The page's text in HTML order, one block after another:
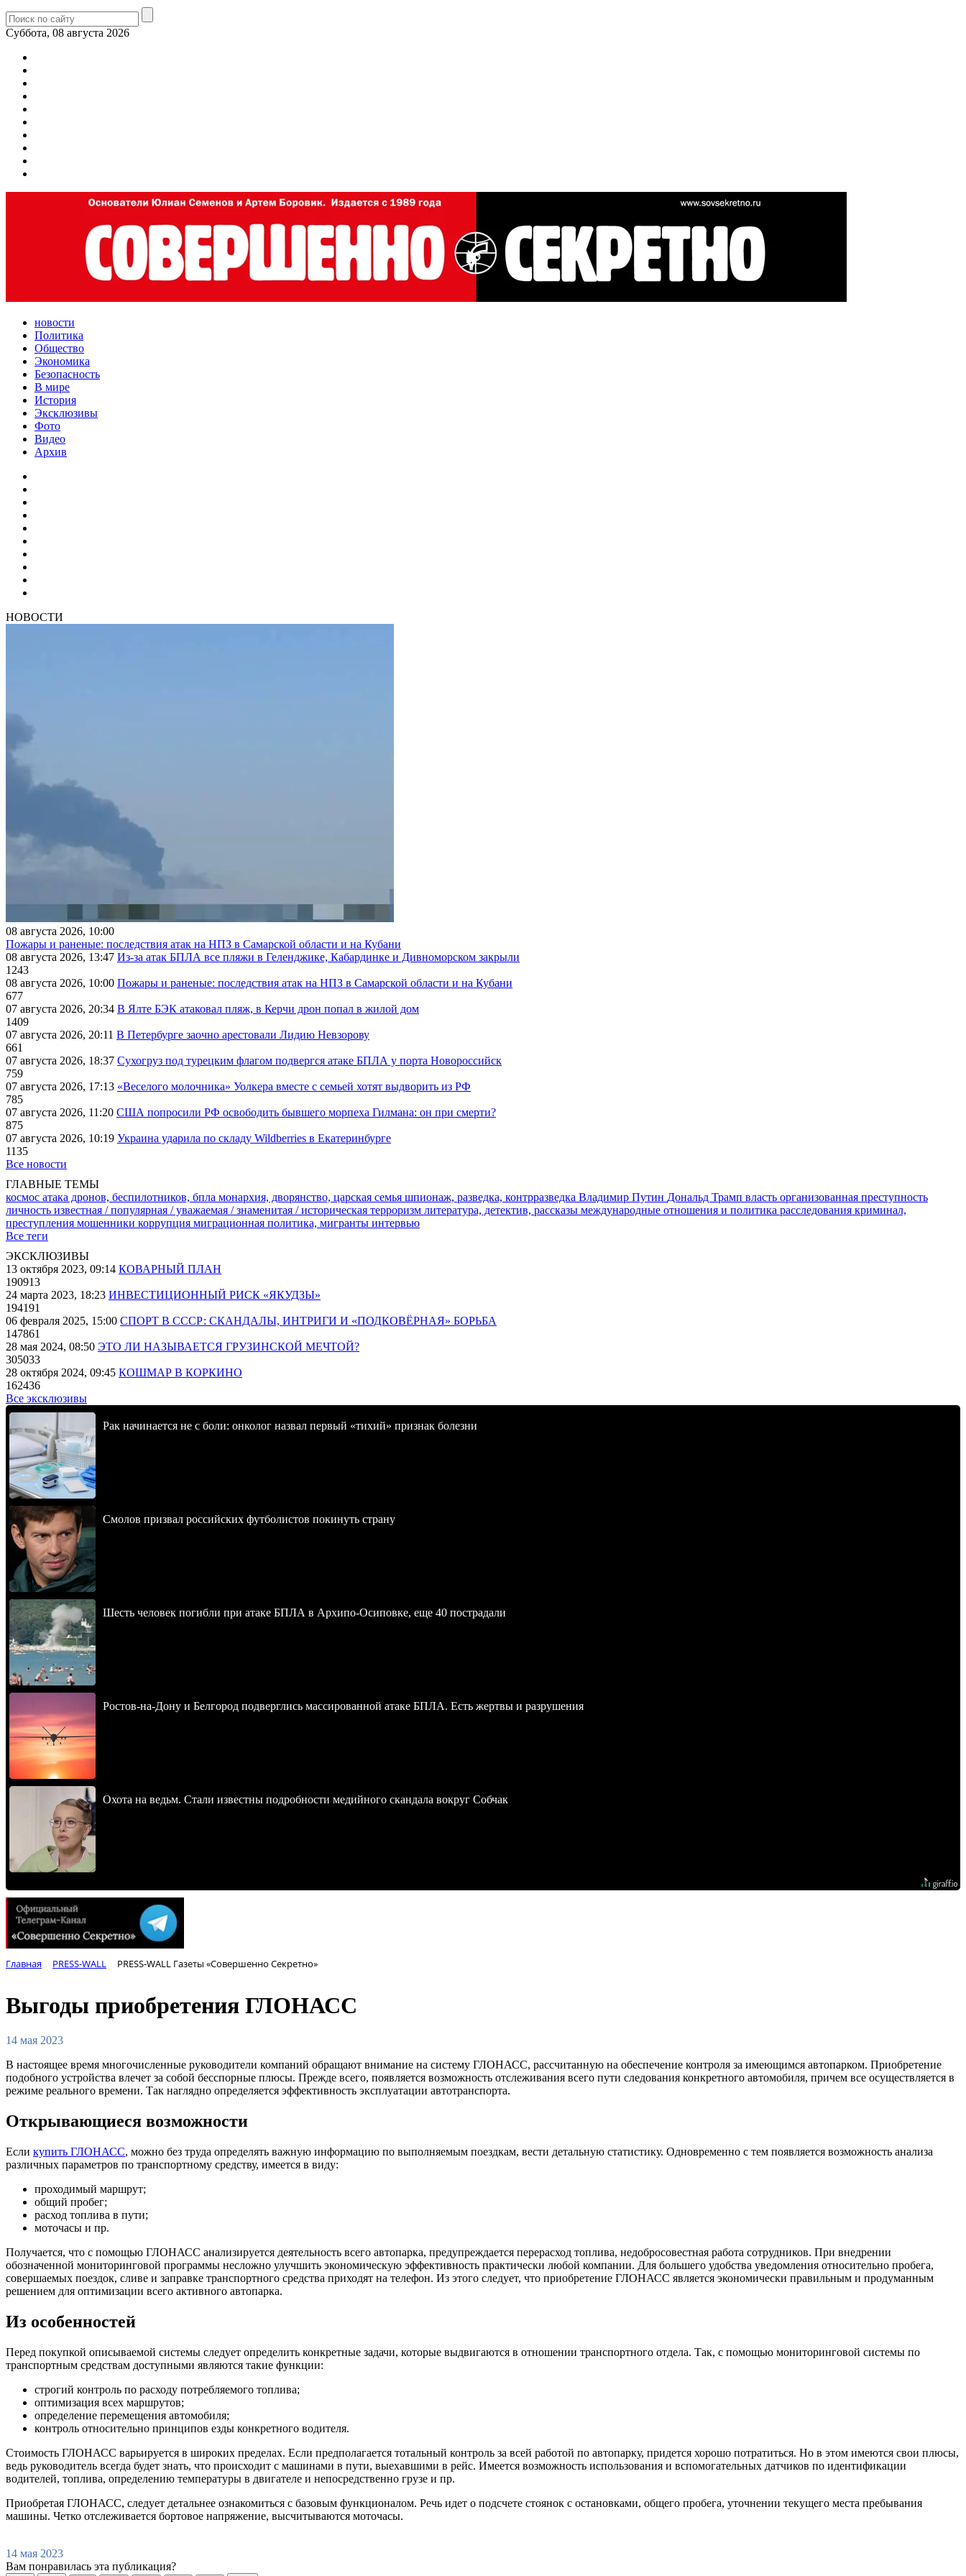
Суббота, 08 августа 2026
новости
Политика
Общество
Экономика
Безопасность
В мире
История
Эксклюзивы
Фото
Видео
Архив
НОВОСТИ
08 августа 2026, 10:00
Пожары и раненые: последствия атак на НПЗ в Самарской области и на Кубани
08 августа 2026, 13:47 Из-за атак БПЛА все пляжи в Геленджике, Кабардинке и Дивноморском закрыли
1243
08 августа 2026, 10:00 Пожары и раненые: последствия атак на НПЗ в Самарской области и на Кубани
677
07 августа 2026, 20:34 В Ялте БЭК атаковал пляж, в Керчи дрон попал в жилой дом
1409
07 августа 2026, 20:11 В Петербурге заочно арестовали Лидию Невзорову
661
07 августа 2026, 18:37 Сухогруз под турецким флагом подвергся атаке БПЛА у порта Новороссийск
759
07 августа 2026, 17:13 «Веселого молочника» Уолкера вместе с семьей хотят выдворить из РФ
785
07 августа 2026, 11:20 США попросили РФ освободить бывшего морпеха Гилмана: он при смерти?
875
07 августа 2026, 10:19 Украина ударила по складу Wildberries в Екатеринбурге
1135
Все новости
ГЛАВНЫЕ ТЕМЫ
космос атака дронов, беспилотников, бпла монархия, дворянство, царская семья шпионаж, разведка, контрразведка Владимир Путин Дональд Трамп власть организованная преступность
личность известная / популярная / уважаемая / знаменитая / историческая терроризм литература, детектив, рассказы международные отношения и политика расследования криминал,
преступления мошенники коррупция миграционная политика, мигранты интервью
Все теги
ЭКСКЛЮЗИВЫ
13 октября 2023, 09:14 КОВАРНЫЙ ПЛАН
190913
24 марта 2023, 18:23 ИНВЕСТИЦИОННЫЙ РИСК «ЯКУДЗЫ»
194191
06 февраля 2025, 15:00 СПОРТ В СССР: СКАНДАЛЫ, ИНТРИГИ И «ПОДКОВЁРНАЯ» БОРЬБА
147861
28 мая 2024, 08:50 ЭТО ЛИ НАЗЫВАЕТСЯ ГРУЗИНСКОЙ МЕЧТОЙ?
305033
28 октября 2024, 09:45 КОШМАР В КОРКИНО
162436
Все эксклюзивы
Рак начинается не с боли: онколог назвал первый «тихий» признак болезни
Смолов призвал российских футболистов покинуть страну
Шесть человек погибли при атаке БПЛА в Архипо-Осиповке, еще 40 пострадали
Ростов-на-Дону и Белгород подверглись массированной атаке БПЛА. Есть жертвы и разрушения
Охота на ведьм. Стали известны подробности медийного скандала вокруг Собчак
Главная PRESS-WALL PRESS-WALL Газеты «Совершенно Секретно»
Выгоды приобретения ГЛОНАСС
14 мая 2023
В настоящее время многочисленные руководители компаний обращают внимание на систему ГЛОНАСС, рассчитанную на обеспечение контроля за имеющимся автопарком. Приобретение
подобного устройства влечет за собой бесспорные плюсы. Прежде всего, появляется возможность отслеживания всего пути следования конкретного автомобиля, причем все осуществляется в
режиме реального времени. Так наглядно определяется эффективность эксплуатации автотранспорта.
Открывающиеся возможности
Если купить ГЛОНАСС, можно без труда определять важную информацию по выполняемым поездкам, вести детальную статистику. Одновременно с тем появляется возможность анализа
различных параметров по транспортному средству, имеется в виду:
проходимый маршрут;
общий пробег;
расход топлива в пути;
моточасы и пр.
Получается, что с помощью ГЛОНАСС анализируется деятельность всего автопарка, предупреждается перерасход топлива, недобросовестная работа сотрудников. При внедрении
обозначенной мониторинговой программы несложно улучшить экономическую эффективность практически любой компании. Для большего удобства уведомления относительно пробега,
совершаемых поездок, сливе и заправке транспортного средства приходят на телефон. Из этого следует, что приобретение ГЛОНАСС является экономически правильным и продуманным
решением для оптимизации всего активного автопарка.
Из особенностей
Перед покупкой описываемой системы следует определить конкретные задачи, которые выдвигаются в отношении транспортного отдела. Так, с помощью мониторинговой системы по
транспортным средствам доступными являются такие функции:
строгий контроль по расходу потребляемого топлива;
оптимизация всех маршрутов;
определение перемещения автомобиля;
контроль относительно принципов езды конкретного водителя.
Стоимость ГЛОНАСС варьируется в широких пределах. Если предполагается тотальный контроль за всей работой по автопарку, придется хорошо потратиться. Но в этом имеются свои плюсы,
ведь руководитель всегда будет знать, что происходит с машинами в пути, выехавшими в рейс. Имеется возможность использования и вспомогательных датчиков по идентификации
водителей, топлива, определению температуры в двигателе и непосредственно грузе и пр.
Приобретая ГЛОНАСС, следует детальнее ознакомиться с базовым функционалом. Речь идет о подсчете стоянок с остановками, общего пробега, уточнении текущего места пребывания
машины. Четко отслеживается бортовое напряжение, высчитываются моточасы.
14 мая 2023
Вам понравилась эта публикация?